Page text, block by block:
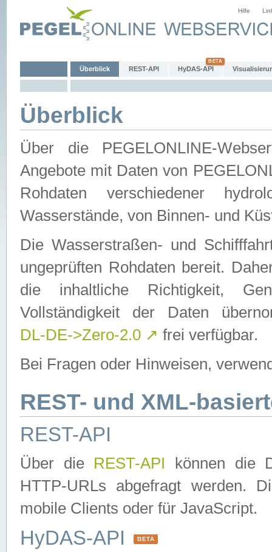
Hilfe
Überblick REST-API HyDAS-API
Überblick
Über die PEGELONLINE-
Angebote mit Daten von
Rohdaten verschiedener
Wasserstände, von Binnen- und
Die Wasserstraßen- und
ungeprüften Rohdaten bereit.
die inhaltliche Richtigkeit,
Vollständigkeit der Daten
DL-DE->Zero-2.0 ↗ frei verfügbar.
Bei Fragen oder Hinweisen,
REST- und XML-
REST-API
Über die REST-API können die
HTTP-URLs abgefragt werden.
mobile Clients oder für JavaScript.
HyDAS-API BETA